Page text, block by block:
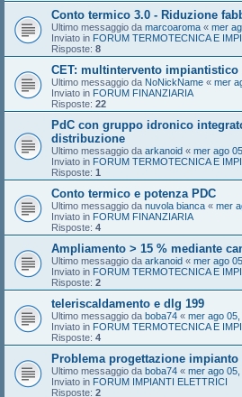
Conto termico 3.0 - Riduzione
Ultimo messaggio da marcoaroma « mer
Inviato in FORUM TERMOTECNICA E
Risposte: 8
CET: multintervento impiantistico
Ultimo messaggio da NoNickName « mer
Inviato in FORUM FINANZIARIA
Risposte: 22
PdC con gruppo idronico
distribuzione
Ultimo messaggio da arkanoid « mer ago
Inviato in FORUM TERMOTECNICA E
Risposte: 1
Conto termico e potenza PDC
Ultimo messaggio da nuvola bianca « mer
Inviato in FORUM FINANZIARIA
Risposte: 4
Ampliamento > 15 % mediante
Ultimo messaggio da arkanoid « mer ago
Inviato in FORUM TERMOTECNICA E
Risposte: 2
teleriscaldamento e dlg 199
Ultimo messaggio da boba74 « mer ago
Inviato in FORUM TERMOTECNICA E
Risposte: 4
Problema progettazione impianto
Ultimo messaggio da boba74 « mer ago
Inviato in FORUM IMPIANTI ELETTRICI
Risposte: 2